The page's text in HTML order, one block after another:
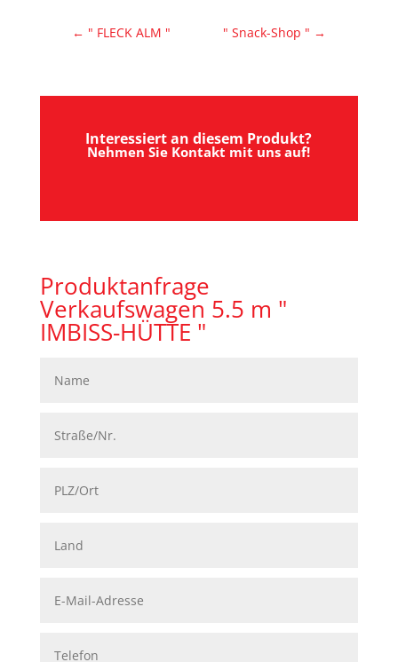
← " FLECK ALM " " Snack-Shop " →
Interessiert an diesem Produkt?
Nehmen Sie Kontakt mit uns auf!
Produktanfrage
Verkaufswagen 5.5 m "
IMBISS-HÜTTE "